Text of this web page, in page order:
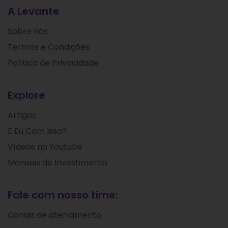
A Levante
Sobre nós
Termos e Condições
Política de Privacidade
Explore
Artigos
E Eu Com Isso?
Vídeos no Youtube
Manuais de Investimento
Fale com nosso time:
Canais de atendimento